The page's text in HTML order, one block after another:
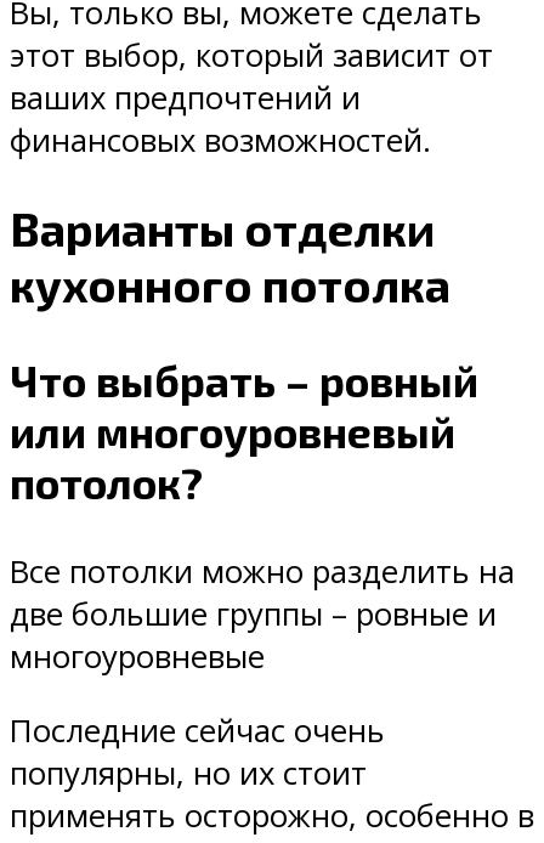
Вы, только вы, можете сделать
этот выбор, который зависит от
ваших предпочтений и
финансовых возможностей.
Варианты отделки
кухонного потолка
Что выбрать – ровный
или многоуровневый
потолок?
Все потолки можно разделить на
две большие группы – ровные и
многоуровневые
Последние сейчас очень
популярны, но их стоит
применять осторожно, особенно в